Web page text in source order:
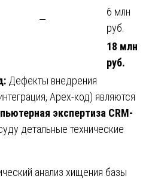
—
6 млн
руб.
18 млн
руб.
Дефекты внедрения
Apex-код) являются
экспертиза CRM-
детальные технические
анализ хищения базы